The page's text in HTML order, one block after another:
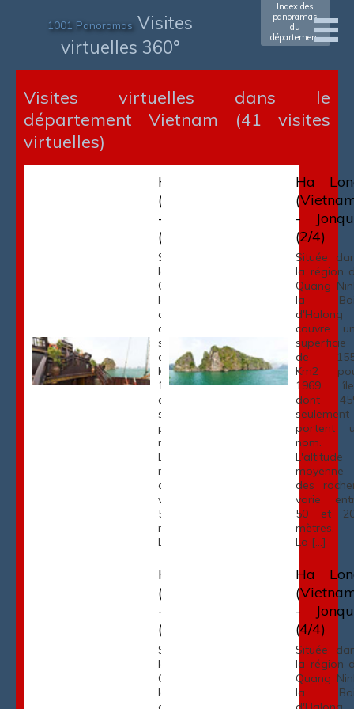
1001 Panoramas Visites
virtuelles 360°
Index des
panoramas
du
département
Visites virtuelles dans le
département Vietnam (41 visites
virtuelles)
Ha Long
(Vietnam)
- Jonque
(1/4)
Située dans
la région de
Quang Ninh,
la Baie
d'Halong
couvre une
superficie
de 1553
Km2 pour
1969 îles,
dont 45%
seulement
portent un
nom.
L'altitude
moyenne
des rochers
varie entre
50 et 200
mètres.
La […]
Ha
-
(2/4)
Située
la région
Quang
la
d'Halong
couvre
superficie
de
Km2
1969
dont
seulement
portent
nom.
L'altitude
moyenne
des
varie
50 et
mètres.
La […]
Ha Long
(Vietnam)
- Jonque
(3/4)
Située dans
la région de
Quang Ninh,
la Baie
Ha
-
(4/4)
Située
la région
Quang
la